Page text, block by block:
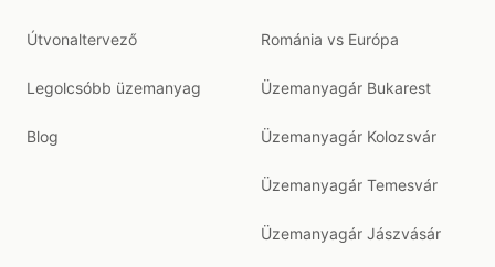
Útvonaltervező
Legolcsóbb üzemanyag
Blog
Románia vs Európa
Üzemanyagár Bukarest
Üzemanyagár Kolozsvár
Üzemanyagár Temesvár
Üzemanyagár Jászvásár